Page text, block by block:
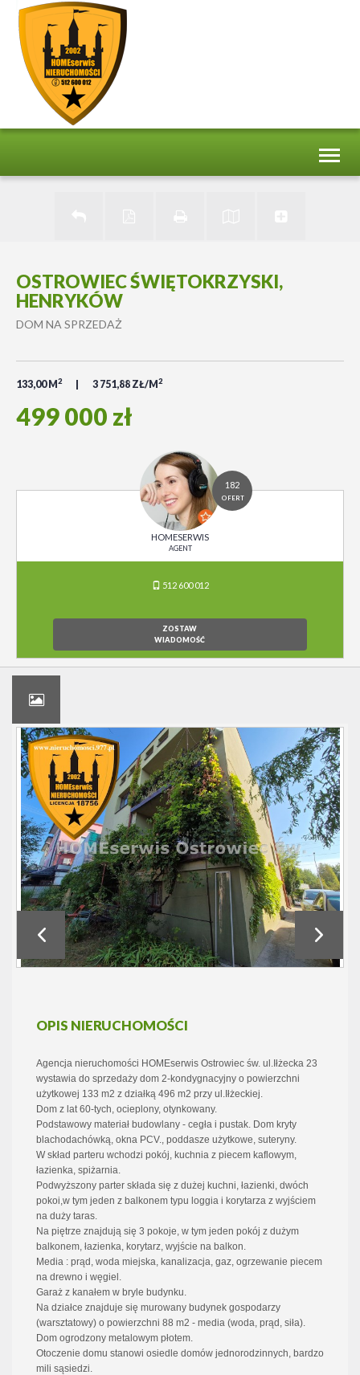
OSTROWIEC ŚWIĘTOKRZYSKI,
HENRYKÓW
DOM NA SPRZEDAŻ
133,00 M 2 3 751,88 ZŁ/M 2
499 000 zł
182
OFERT
HOMESERWIS
AGENT
512 600 012
ZOSTAW
WIADOMOŚĆ
OPIS NIERUCHOMOŚCI
Agencja nieruchomości HOMEserwis Ostrowiec św. ul.Iłżecka 23
wystawia do sprzedaży dom 2-kondygnacyjny o powierzchni
użytkowej 133 m2 z działką 496 m2 przy ul.Iłżeckiej.
Dom z lat 60-tych, ocieplony, otynkowany.
Podstawowy materiał budowlany - cegła i pustak. Dom kryty
blachodachówką, okna PCV., poddasze użytkowe, suteryny.
W skład parteru wchodzi pokój, kuchnia z piecem kaflowym,
łazienka, spiżarnia.
Podwyższony parter składa się z dużej kuchni, łazienki, dwóch
pokoi,w tym jeden z balkonem typu loggia i korytarza z wyjściem
na duży taras.
Na piętrze znajdują się 3 pokoje, w tym jeden pokój z dużym
balkonem, łazienka, korytarz, wyjście na balkon.
Media : prąd, woda miejska, kanalizacja, gaz, ogrzewanie piecem
na drewno i węgiel.
Garaż z kanałem w bryle budynku.
Na działce znajduje się murowany budynek gospodarzy
(warsztatowy) o powierzchni 88 m2 - media (woda, prąd, siła).
Dom ogrodzony metalowym płotem.
Otoczenie domu stanowi osiedle domów jednorodzinnych, bardzo
mili sąsiedzi.